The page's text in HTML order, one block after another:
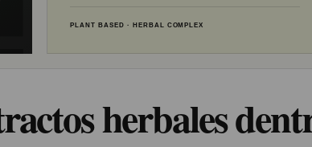
PLANT BASED · HERBAL COMPLEX
herbales